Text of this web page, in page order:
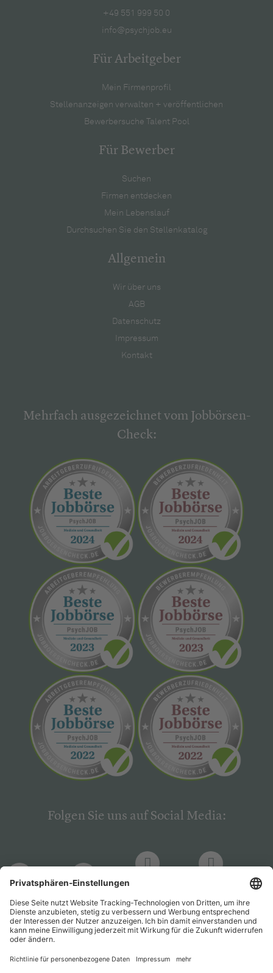
+49 551 999 50 0
info@psychjob.eu
Für Arbeitgeber
Mein Firmenprofil
Stellenanzeigen verwalten + veröffentlichen
Bewerbersuche Talent Pool
Für Bewerber
Suchen
Firmen entdecken
Mein Lebenslauf
Durchsuchen Sie den Stellenkatalog
Allgemein
Wir über uns
AGB
Datenschutz
Impressum
Kontakt
Mehrfach ausgezeichnet vom Jobbörsen-
Check:
Folgen Sie uns auf Social Media:
PsychJOB PsychJOB
Hogrefe
Verlag
Hogrefe
Verlag